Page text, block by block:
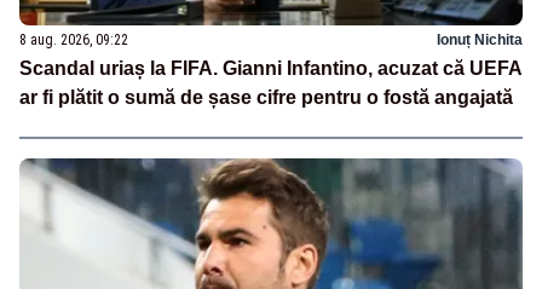
8 aug. 2026, 09:22 Ionuț Nichita
Scandal uriaș la FIFA. Gianni Infantino, acuzat că UEFA
ar fi plătit o sumă de șase cifre pentru o fostă angajată